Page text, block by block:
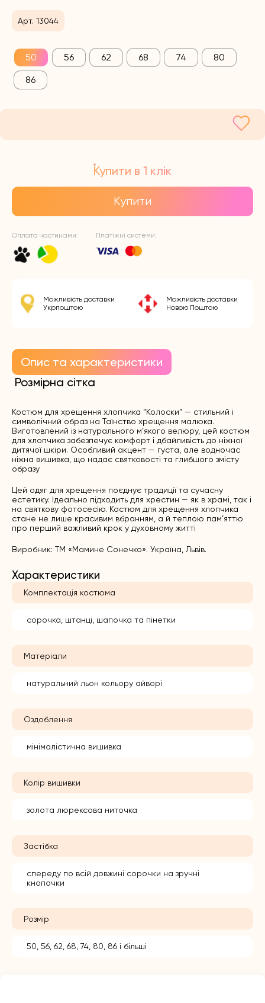
Арт. 13044
50 56 62 68 74
80
86
Купити в 1 клік
Купити
Оплата частинами: Платіжні системи:
Можливість доставки
Укрпоштою
Можливість доставки
Новою Поштою
Опис та характеристики
Розмірна сітка
Костюм для хрещення хлопчика “Колоски” — стильний і
символічний образ на Таїнство хрещення малюка.
Виготовлений із натурального м’якого велюру, цей костюм
для хлопчика забезпечує комфорт і дбайливість до ніжної
дитячої шкіри. Особливий акцент — густа, але водночас
ніжна вишивка, що надає святковості та глибшого змісту
образу
Цей одяг для хрещення поєднує традиції та сучасну
естетику. Ідеально підходить для хрестин — як в храмі, так і
на святкову фотосесію. Костюм для хрещення хлопчика
стане не лише красивим вбранням, а й теплою пам’яттю
про перший важливий крок у духовному житті
Виробник: ТМ «Мамине Сонечко». Україна, Львів.
Характеристики
Комплектація костюма
сорочка, штанці, шапочка та пінетки
Матеріали
натуральний льон кольору айворі
Оздоблення
мінімалістична вишивка
Колір вишивки
золота люрексова ниточка
Застібка
спереду по всій довжині сорочки на зручні
кнопочки
Розмір
50, 56, 62, 68, 74, 80, 86 і більші